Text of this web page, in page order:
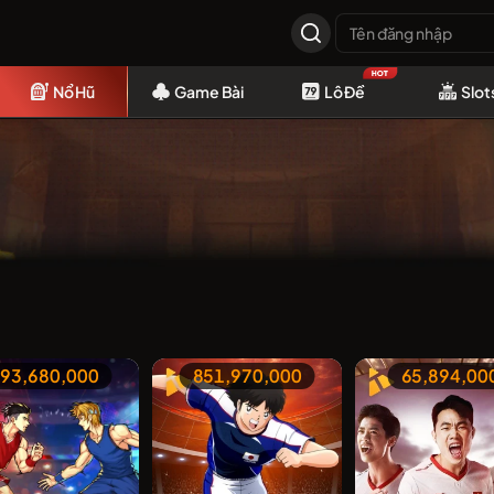
Nổ Hũ Game Bài Lô Đề
851,970,000
851,970,000